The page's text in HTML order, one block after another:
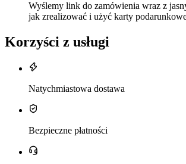
Wyślemy link do zamówienia wraz z
jak zrealizować i użyć karty
Korzyści z usługi
Natychmiastowa dostawa
Bezpieczne płatności